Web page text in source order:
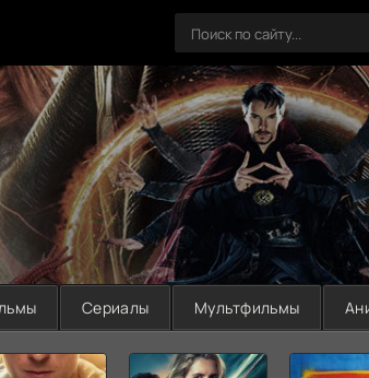
Сериалы Мультфильмы